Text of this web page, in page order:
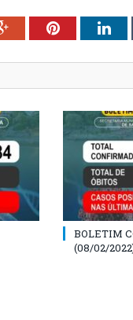
Google+Pinterest
BOLETIM
(08/02/